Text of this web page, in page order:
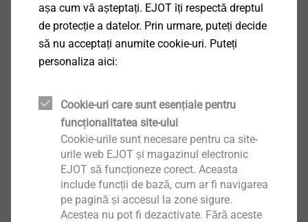
9250407000
9250405000
Burghiu S 4.5/60
9250434000
Burghiu S 4.5/125
așa cum vă așteptați. EJOT îți respectă dreptul
de protecție a datelor. Prin urmare, puteți decide
să nu acceptați anumite cookie-uri. Puteți
personaliza aici:
Cookie-uri care sunt esențiale pentru
funcționalitatea site-ului
Cookie-urile sunt necesare pentru ca site-
urile web EJOT și magazinul electronic
EJOT să funcționeze corect. Aceasta
include funcții de bază, cum ar fi navigarea
pe pagină și accesul la zone sigure.
Acestea nu pot fi dezactivate. Fără aceste